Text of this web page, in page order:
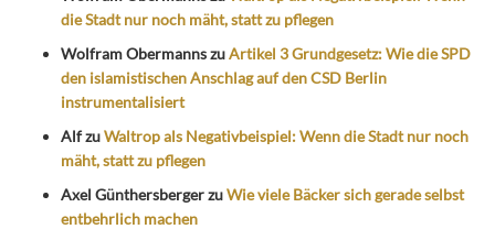
die Stadt nur noch mäht, statt zu pflegen
Wolfram ObermannszuArtikel 3 Grundgesetz: Wie die SPD
den islamistischen Anschlag auf den CSD Berlin
instrumentalisiert
AlfzuWaltrop als Negativbeispiel: Wenn die Stadt nur noch
mäht, statt zu pflegen
Axel GünthersbergerzuWie viele Bäcker sich gerade selbst
entbehrlich machen